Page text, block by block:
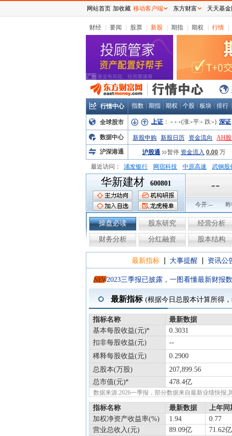
财经 要闻 股票 新股 期指 期权 行情
行情中心 指数 期指 期权 个股 板块 排行
全球股市 上证 ： - - -(涨:-平:- 跌:-) 深证
数据中心 新股申购 新股日历 资金流向 AH
沪深港通
沪股通 暂停 资金流入 0.00 万
最近访问： 浦发银行 网宿科技 中原高速 武钢股
弘业股份
富临运业
华新建材 600801 --
今开:--
操盘必读 股东研究 经营分析
财务分析 分红融资 股本结构
最新指标 大事提醒 资讯公
NEW2023三季报已披露，一图看懂最新财报
最新指标 (根据今日总股本计算所得
指标名称 最新数据
基本每股收益(元)
0.3031
扣非每股收益(元)
--
稀释每股收益(元)
0.2900
总股本(万股)
207,899.56
总市值(元)
478.4亿
数据来源:2026一季报，部分数据来自最新业绩快报
指标名称 最新数据 上年同
加权净资产收益率(%)
1.94 0.77
营业总收入(元)
89.09亿 71.62亿
网站首页 加收藏 移动客户端 东方财富 天天基金